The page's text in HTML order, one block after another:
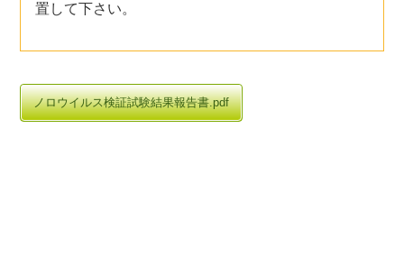
置して下さい。
ノロウイルス検証試験結果報告書.pdf